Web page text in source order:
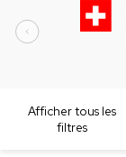
CHF 5,250
Afficher tous les
filtres